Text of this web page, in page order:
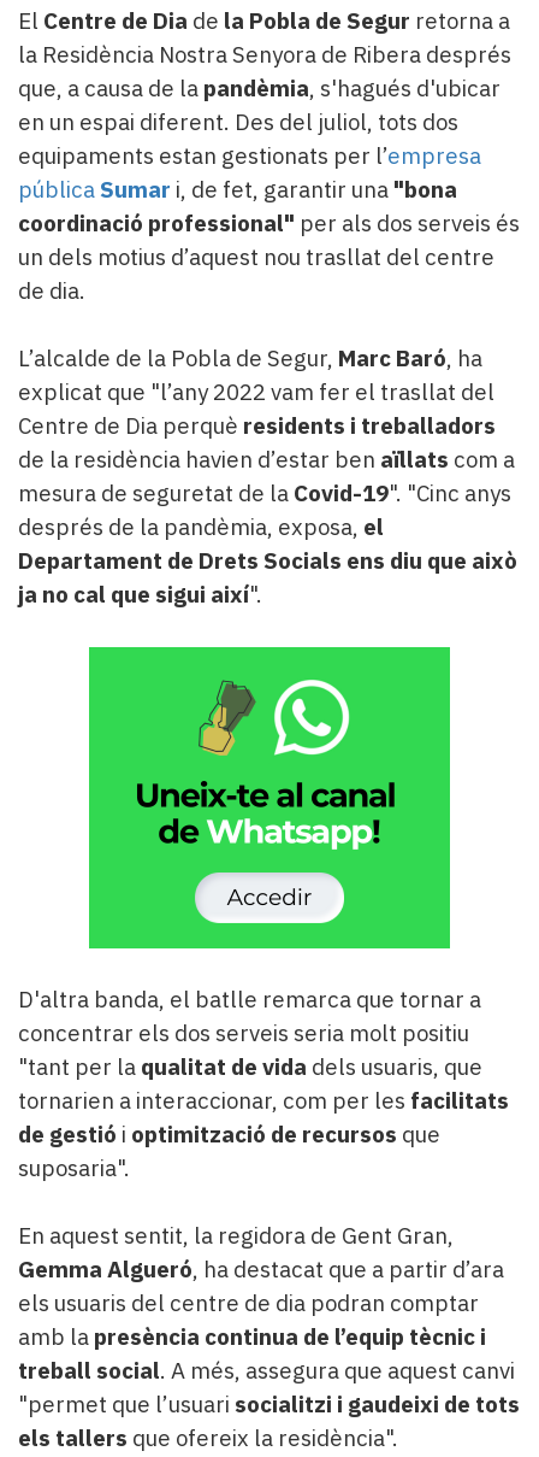
Pallars
Contingut
patrocinat
Lo
més
llegit...
Editorial
El Centre de Dia de la Pobla de Segur retorna a
la Residència Nostra Senyora de Ribera després
que, a causa de la pandèmia, s'hagués d'ubicar
en un espai diferent. Des del juliol, tots dos
equipaments estan gestionats per l’empresa
pública Sumar i, de fet, garantir una "bona
coordinació professional" per als dos serveis és
un dels motius d’aquest nou trasllat del centre
de dia.
L’alcalde de la Pobla de Segur, Marc Baró, ha
explicat que "l’any 2022 vam fer el trasllat del
Centre de Dia perquè residents i treballadors
de la residència havien d’estar ben aïllats com a
mesura de seguretat de la Covid-19". "Cinc anys
després de la pandèmia, exposa, el
Departament de Drets Socials ens diu que això
ja no cal que sigui així".
D'altra banda, el batlle remarca que tornar a
concentrar els dos serveis seria molt positiu
"tant per la qualitat de vida dels usuaris, que
tornarien a interaccionar, com per les facilitats
de gestió i optimització de recursos que
suposaria".
En aquest sentit, la regidora de Gent Gran,
Gemma Algueró, ha destacat que a partir d’ara
els usuaris del centre de dia podran comptar
amb la presència continua de l’equip tècnic i
treball social. A més, assegura que aquest canvi
"permet que l’usuari socialitzi i gaudeixi de tots
els tallers que ofereix la residència".